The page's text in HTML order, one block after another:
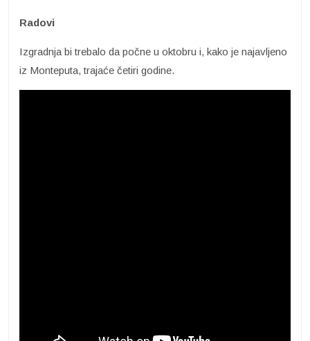
Radovi
Izgradnja bi trebalo da počne u oktobru i, kako je najavljeno
iz Monteputa, trajaće četiri godine.